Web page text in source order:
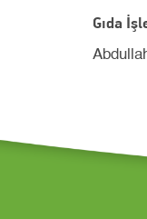
Gıda